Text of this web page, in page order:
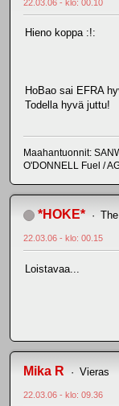
22.03.06 - klo: 00.10
Hieno koppa :!:
HoBao sai EFRA
Todella hyvä juttu!
Maahantuonnit:
O'DONNELL Fuel /
*HOKE*
22.03.06 - klo: 00.15
Loistavaa...
Mika R Vieras
22.03.06 - klo: 09.36